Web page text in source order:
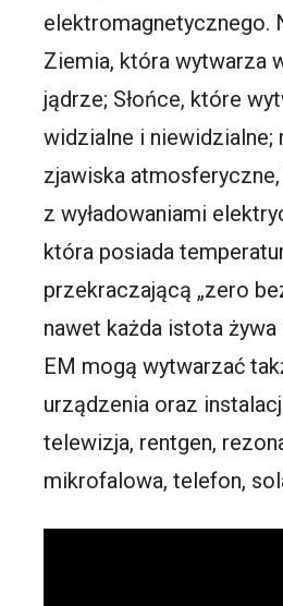
elektromagnetycznego.
Ziemia, która wytwarza
jądrze; Słońce, które
widzialne i niewidzialne;
zjawiska
z wyładowaniami
która posiada
przekraczającą „zero
nawet każda istota
EM mogą wytwarzać
urządzenia oraz
telewizja, rentgen,
mikrofalowa, telefon,